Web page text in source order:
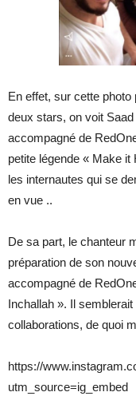
En effet, sur cette
deux stars, on voit Saad
accompagné de
petite légende « Make
les internautes qui se
en vue ..
De sa part, le chanteur
préparation de son
accompagné de
Inchallah ». Il
collaborations, de quoi
https://
utm_source=ig_embed